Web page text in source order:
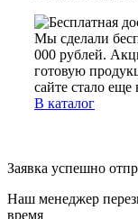
Мы сделали
000 рублей.
готовую
сайте стало
В каталог
Заявка успешно
Наш менеджер
время